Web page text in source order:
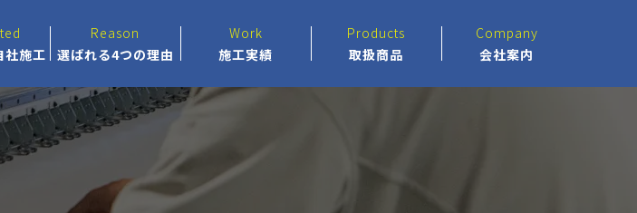
社施工
Reason
選ばれる4つの理由
Work
施工実績
Products
取扱商品
Company
会社案内